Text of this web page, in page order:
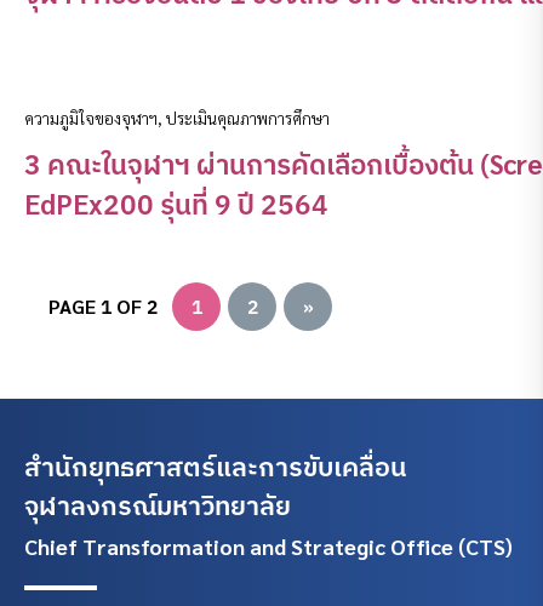
ความภูมิใจของจุฬาฯ, ประเมินคุณภาพการศึกษา
3 คณะในจุฬาฯ ผ่านการคัดเลือกเบื้องต้น
EdPEx200 รุ่นที่ 9 ปี 2564
PAGE 1 OF 2 1 2 »
สำนักยุทธศาสตร์และการขับเคลื่อน
จุฬาลงกรณ์มหาวิทยาลัย
Chief Transformation and Strategic Office (CTS)